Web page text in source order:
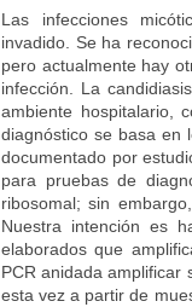
Las infecciones
invadido. Se ha
pero actualmente hay
infección. La
ambiente hospitalario,
diagnóstico se basa en
documentado por
para pruebas de
ribosomal; sin
Nuestra intención es
elaborados que
PCR anidada amplificar
esta vez a partir de